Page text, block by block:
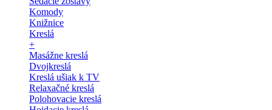
Komody
Knižnice
Kreslá
+
Masážne kreslá
Dvojkreslá
Kreslá ušiak k TV
Relaxačné kreslá
Polohovacie kreslá